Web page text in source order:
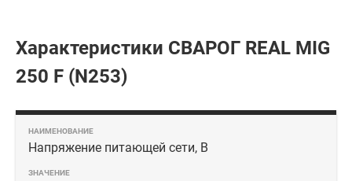
Характеристики СВАРОГ REAL MIG
250 F (N253)
Напряжение питающей сети, В